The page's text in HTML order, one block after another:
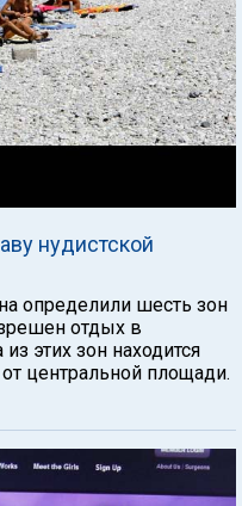
нудистской
определили шесть зон
отдых в
этих зон находится
центральной площади.